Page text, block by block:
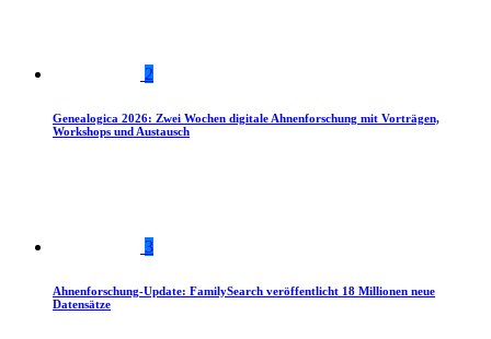
2
Genealogica 2026: Zwei Wochen digitale Ahnenforschung mit Vorträgen,
Workshops und Austausch
3
Ahnenforschung-Update: FamilySearch veröffentlicht 18 Millionen neue
Datensätze